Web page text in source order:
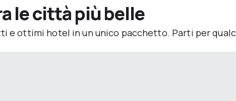
le città più belle
e ottimi hotel in un unico pacchetto. Parti per